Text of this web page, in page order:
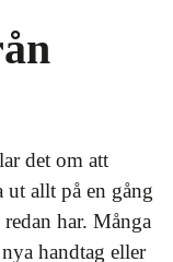
det om att
allt på en gång
har. Många
handtag eller